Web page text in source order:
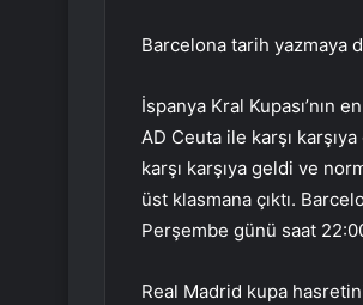
Barcelona tarih yazmaya
İspanya Kral Kupası’nın
AD Ceuta ile karşı
karşı karşıya geldi ve
üst klasmana çıktı.
Perşembe günü saat
Real Madrid kupa